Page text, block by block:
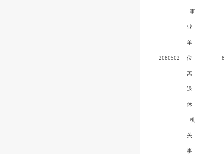
2080502
事
业
单
位
离
退
休
机
关
事